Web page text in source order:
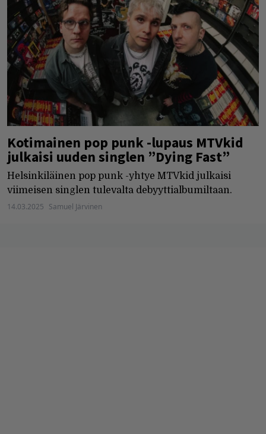
Kotimainen pop punk -lupaus MTVkid
julkaisi uuden singlen ”Dying Fast”
Helsinkiläinen pop punk -yhtye MTVkid julkaisi
viimeisen singlen tulevalta debyyttialbumiltaan.
14.03.2025 Samuel Järvinen